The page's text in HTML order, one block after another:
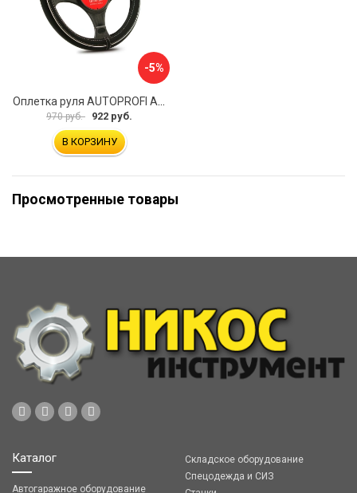
-5%
970 руб. 922 руб.
В КОРЗИНУ
Просмотренные товары
Каталог
Автогаражное оборудование
Складское оборудование
Спецодежда и СИЗ